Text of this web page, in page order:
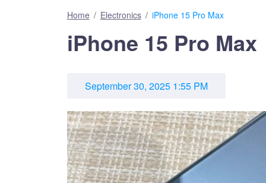
Home Electronics iPhone 15 Pro Max
iPhone 15 Pro Max
September 30, 2025 1:55 PM